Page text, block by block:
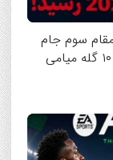
مقام سوم جام